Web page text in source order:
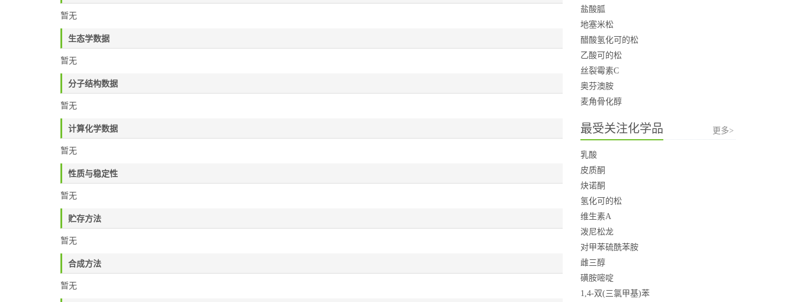
暂无
生态学数据
暂无
分子结构数据
暂无
计算化学数据
暂无
性质与稳定性
暂无
贮存方法
暂无
合成方法
暂无
盐酸胍
地塞米松
醋酸氢化可的松
乙酸可的松
丝裂霉素C
奥芬澳胺
麦角骨化醇
最受关注化学品 更多>
乳酸
皮质酮
炔诺酮
氢化可的松
维生素A
泼尼松龙
对甲苯硫酰苯胺
雌三醇
磺胺嘧啶
1,4-双(三氯甲基)苯